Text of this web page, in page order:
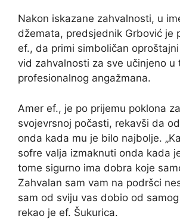
Nakon iskazane zahvalnosti, u
džemata, predsjednik Grbović je
ef., da primi simboličan
vid zahvalnosti za sve učinjeno u
profesionalnog angažmana.
Amer ef., je po prijemu poklona
svojevrsnoj počasti, rekavši da
onda kada mu je bilo najbolje.
sofre valja izmaknuti onda kada
tome sigurno ima dobra koje
Zahvalan sam vam na podršci
sam od sviju vas dobio od
rekao je ef. Šukurica.